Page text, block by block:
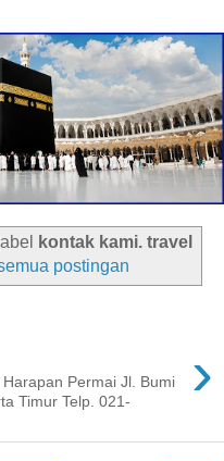
kontak kami. travel
postingan
›
Permai Jl. Bumi
Timur Telp. 021-